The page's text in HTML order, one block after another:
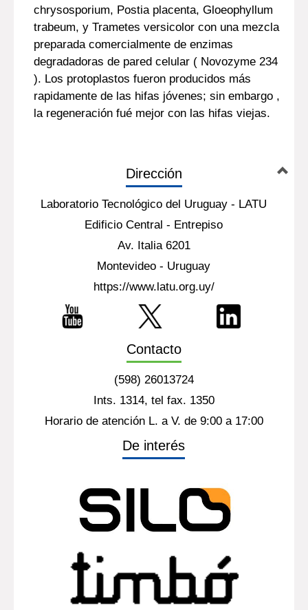
chrysosporium, Postia placenta, Gloeophyllum
trabeum, y Trametes versicolor con una mezcla
preparada comercialmente de enzimas
degradadoras de pared celular ( Novozyme 234
). Los protoplastos fueron producidos más
rapidamente de las hifas jóvenes; sin embargo ,
la regeneración fué mejor con las hifas viejas.
Dirección
Laboratorio Tecnológico del Uruguay - LATU
Edificio Central - Entrepiso
Av. Italia 6201
Montevideo - Uruguay
https://www.latu.org.uy/
Contacto
(598) 26013724
Ints. 1314, tel fax. 1350
Horario de atención L. a V. de 9:00 a 17:00
De interés